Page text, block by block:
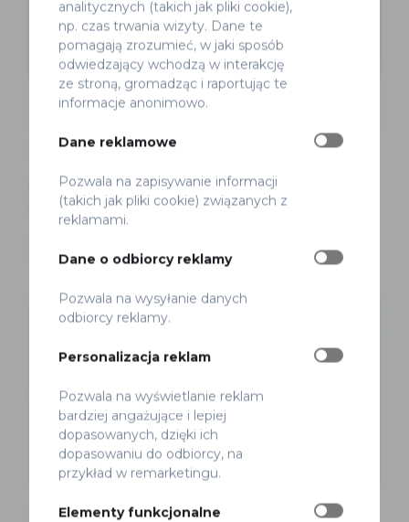
Nad Wisłę Rowerem Rowery
Nad Wisłę rowerem 2026. Jeździmy z
Wami czwarty rok!
Opublikowano 26 maja 2026
Audyt Projekty Rowery
analitycznych (takich jak pliki cookie),
np. czas trwania wizyty. Dane te
pomagają zrozumieć, w jaki sposób
odwiedzający wchodzą w interakcję
ze stroną, gromadząc i raportując te
informacje anonimowo.
Dane reklamowe
Pozwala na zapisywanie informacji
(takich jak pliki cookie) związanych z
reklamami.
Dane o odbiorcy reklamy
Pozwala na wysyłanie danych
odbiorcy reklamy.
Personalizacja reklam
Pozwala na wyświetlanie reklam
bardziej angażujące i lepiej
dopasowanych, dzięki ich
dopasowaniu do odbiorcy, na
przykład w remarketingu.
Elementy funkcjonalne